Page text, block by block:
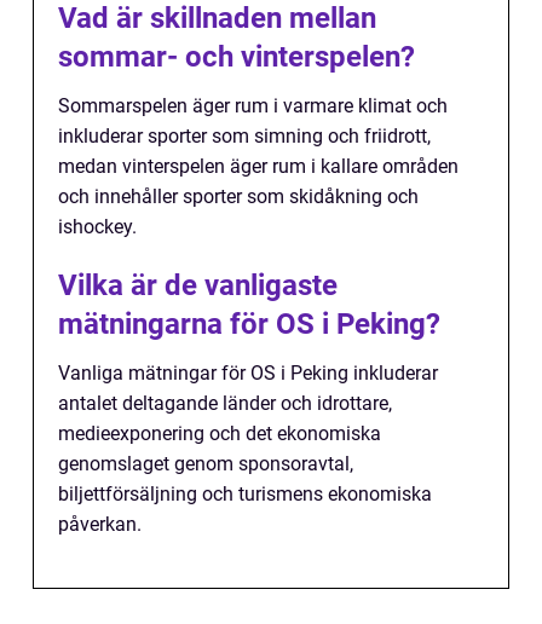
Vad är skillnaden mellan
sommar- och vinterspelen?
Sommarspelen äger rum i varmare klimat och
inkluderar sporter som simning och friidrott,
medan vinterspelen äger rum i kallare områden
och innehåller sporter som skidåkning och
ishockey.
Vilka är de vanligaste
mätningarna för OS i Peking?
Vanliga mätningar för OS i Peking inkluderar
antalet deltagande länder och idrottare,
medieexponering och det ekonomiska
genomslaget genom sponsoravtal,
biljettförsäljning och turismens ekonomiska
påverkan.